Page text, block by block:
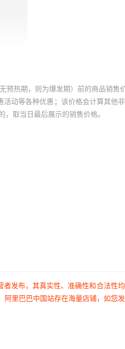
预热期，则为爆发期）前的商品销售
动等各种优惠；该价格会计算其他
取当日最后展示的销售价格。
发布，其真实性、准确性和合法性
里巴巴中国站存在海量店铺，如您